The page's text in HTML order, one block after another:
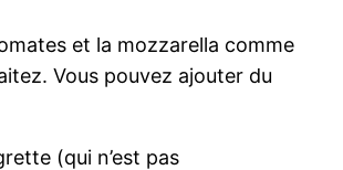
et la mozzarella comme
Vous pouvez ajouter du
(qui n’est pas